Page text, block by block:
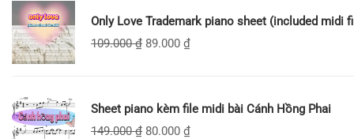
Only Love Trademark piano sheet (included midi
109.000₫ 89.000 ₫
Sheet piano kèm file midi bài Cánh Hồng Phai
149.000₫ 80.000 ₫